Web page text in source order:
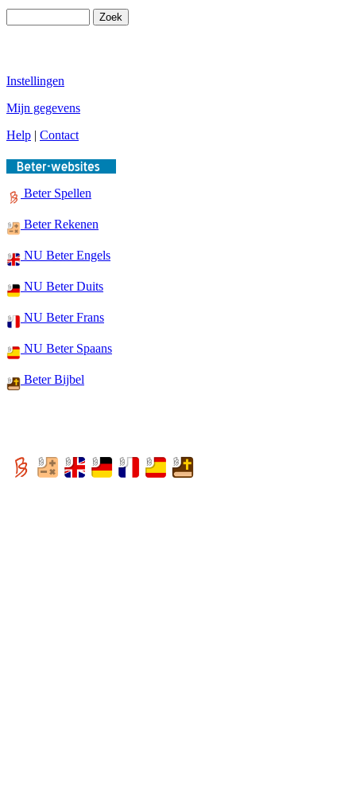
Instellingen
Mijn gegevens
Help | Contact
Beter Spellen
Beter Rekenen
NU Beter Engels
NU Beter Duits
NU Beter Frans
NU Beter Spaans
Beter Bijbel